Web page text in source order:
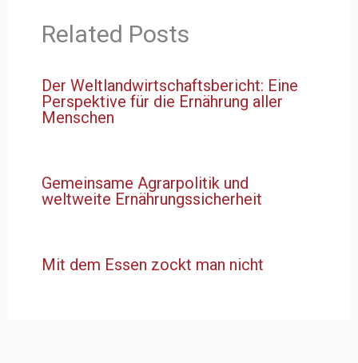
Related Posts
Der Weltlandwirtschaftsbericht: Eine
Perspektive für die Ernährung aller
Menschen
Gemeinsame Agrarpolitik und
weltweite Ernährungssicherheit
Mit dem Essen zockt man nicht